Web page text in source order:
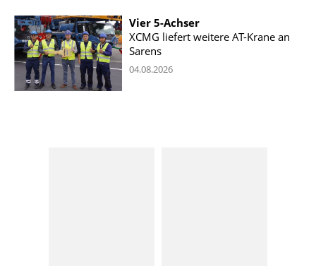
Vier 5-Achser
XCMG liefert weitere AT-Krane an
Sarens
04.08.2026